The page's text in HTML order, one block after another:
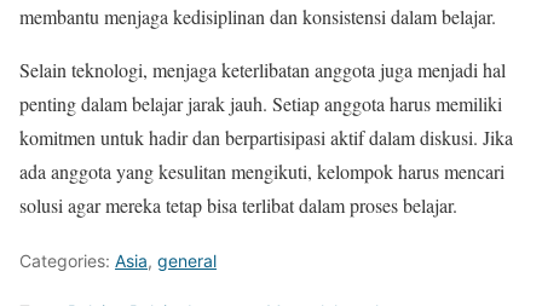
membantu menjaga kedisiplinan dan konsistensi dalam belajar.
Selain teknologi, menjaga keterlibatan anggota juga menjadi hal
penting dalam belajar jarak jauh. Setiap anggota harus memiliki
komitmen untuk hadir dan berpartisipasi aktif dalam diskusi. Jika
ada anggota yang kesulitan mengikuti, kelompok harus mencari
solusi agar mereka tetap bisa terlibat dalam proses belajar.
Categories: Asia, general